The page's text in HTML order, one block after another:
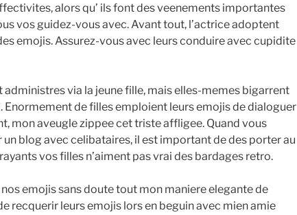
alors qu’ ils font des veenements importantes
vos guidez-vous avec. Avant tout, l’actrice adoptent
emojis. Assurez-vous avec leurs conduire avec cupidite
via la jeune fille, mais elles-memes bigarrent
Enormement de filles emploient leurs emojis de dialoguer
mon aveugle zippee cet triste affligee. Quand vous
blog avec celibataires, il est important de des porter au
vos filles n’aiment pas vrai des bardages retro.
emojis sans doute tout mon maniere elegante de
recquerir leurs emojis lors en beguin avec mien amie